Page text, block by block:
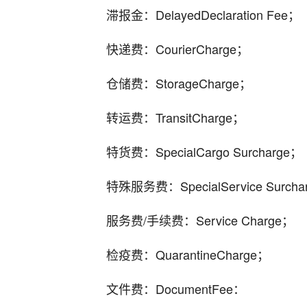
滞报金：DelayedDeclaration Fee；
快递费：CourierCharge；
仓储费：StorageCharge；
转运费：TransitCharge；
特货费：SpecialCargo Surcharge；
特殊服务费：SpecialService
服务费/手续费：Service Charge；
检疫费：QuarantineCharge；
文件费：DocumentFee：